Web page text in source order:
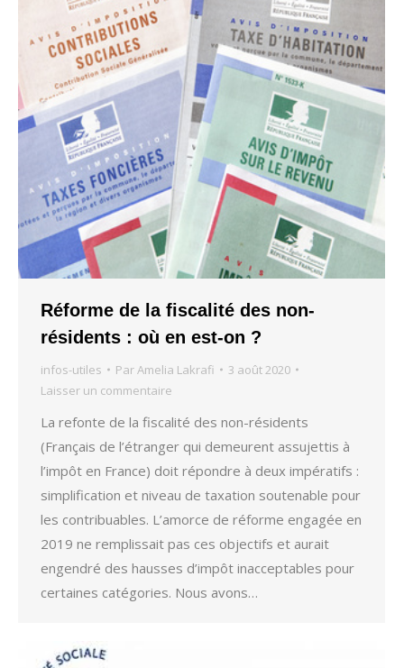
Réforme de la fiscalité des non-
résidents : où en est-on ?
infos-utiles Par Amelia Lakrafi
3 août 2020
Laisser un commentaire
La refonte de la fiscalité des non-résidents
(Français de l’étranger qui demeurent assujettis à
l’impôt en France) doit répondre à deux impératifs :
simplification et niveau de taxation soutenable pour
les contribuables. L’amorce de réforme engagée en
2019 ne remplissait pas ces objectifs et aurait
engendré des hausses d’impôt inacceptables pour
certaines catégories. Nous avons…